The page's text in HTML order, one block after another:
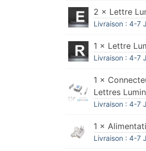
2 × Lettre
Livraison : 4-7
1 × Lettre
Livraison : 4-7
1 ×
Lettres
Livraison : 4-7
1 ×
Livraison : 4-7